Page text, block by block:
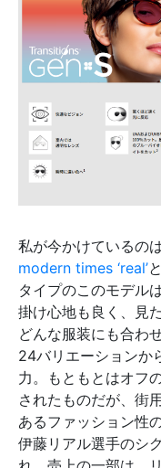
私が今かけているの
modern times ‘real’
タイプのこのモデル
掛け心地も良く、見
どんな服装にも合わ
24バリエーションか
力。もともとはオフ
されたものだが、街
あるファッション性
伊藤リアル選手のシ